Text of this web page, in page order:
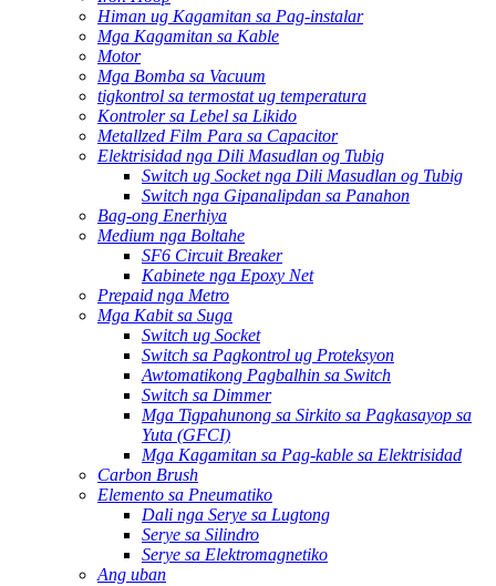
Himan ug Kagamitan sa Pag-instalar
Mga Kagamitan sa Kable
Motor
Mga Bomba sa Vacuum
tigkontrol sa termostat ug temperatura
Kontroler sa Lebel sa Likido
Metallzed Film Para sa Capacitor
Elektrisidad nga Dili Masudlan og Tubig
Switch ug Socket nga Dili Masudlan og Tubig
Switch nga Gipanalipdan sa Panahon
Bag-ong Enerhiya
Medium nga Boltahe
SF6 Circuit Breaker
Kabinete nga Epoxy Net
Prepaid nga Metro
Mga Kabit sa Suga
Switch ug Socket
Switch sa Pagkontrol ug Proteksyon
Awtomatikong Pagbalhin sa Switch
Switch sa Dimmer
Mga Tigpahunong sa Sirkito sa Pagkasayop sa
Yuta (GFCI)
Mga Kagamitan sa Pag-kable sa Elektrisidad
Carbon Brush
Elemento sa Pneumatiko
Dali nga Serye sa Lugtong
Serye sa Silindro
Serye sa Elektromagnetiko
Ang uban